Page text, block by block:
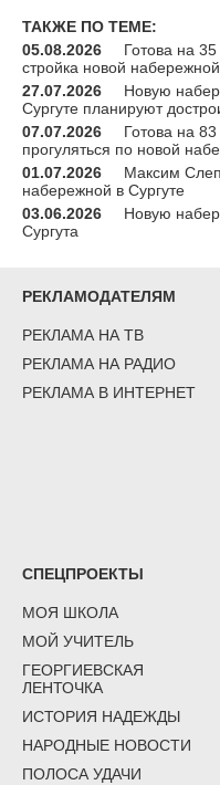
ТАКЖЕ ПО ТЕМЕ:
05.08.2026
Готова на
стройка новой
27.07.2026
Новую
Сургуте планируют
07.07.2026
Готова на 83
прогуляться по новой
01.07.2026
Максим
набережной в Сургуте
03.06.2026
Новую
Сургута
РЕКЛАМОДАТЕЛЯМ
РЕКЛАМА НА ТВ
РЕКЛАМА НА РАДИО
РЕКЛАМА В ИНТЕРНЕТ
СПЕЦПРОЕКТЫ
МОЯ ШКОЛА
МОЙ УЧИТЕЛЬ
ГЕОРГИЕВСКАЯ
ЛЕНТОЧКА
ИСТОРИЯ НАДЕЖДЫ
НАРОДНЫЕ НОВОСТИ
ПОЛОСА УДАЧИ